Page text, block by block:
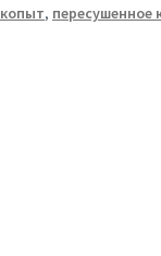
, пересушенное